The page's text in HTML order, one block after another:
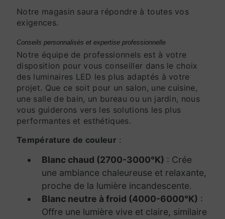
Notre magasin saura répondre à toutes vos
exigences.
Conseils personnalisés et expertise professionnelle
Notre équipe de professionnels est à votre
disposition pour vous conseiller dans le choix
des luminaires LED les plus adaptés à votre
projet. Que ce soit pour un salon, une cuisine,
une salle de bain, un bureau ou un jardin, nous
vous guiderons vers les solutions les plus
performantes et esthétiques.
Température de couleur :
Blanc chaud (2700-3000°K) : Crée
une ambiance chaleureuse et relaxante,
proche de la lumière incandescente.
Blanc neutre à froid (4000-6000°K) :
Offre une lumière vive et claire, similaire